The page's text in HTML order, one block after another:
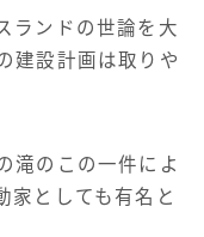
ランドの世論を大
建設計画は取りや
滝のこの一件によ
家としても有名と